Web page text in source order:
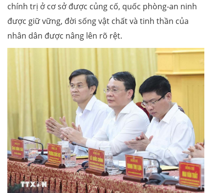
chính trị ở cơ sở được củng cố, quốc phòng-an ninh
được giữ vững, đời sống vật chất và tinh thần của
nhân dân được nâng lên rõ rệt.